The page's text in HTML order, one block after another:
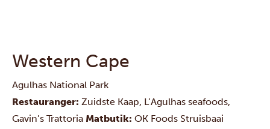
Western Cape
Agulhas National Park
Restauranger: Zuidste Kaap, L’Agulhas seafoods,
Gavin’s Trattoria Matbutik: OK Foods Struisbaai